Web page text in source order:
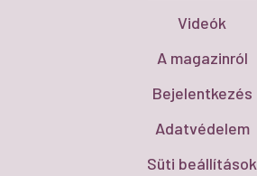
Videók
A magazinról
Bejelentkezés
Adatvédelem
Süti beállítások